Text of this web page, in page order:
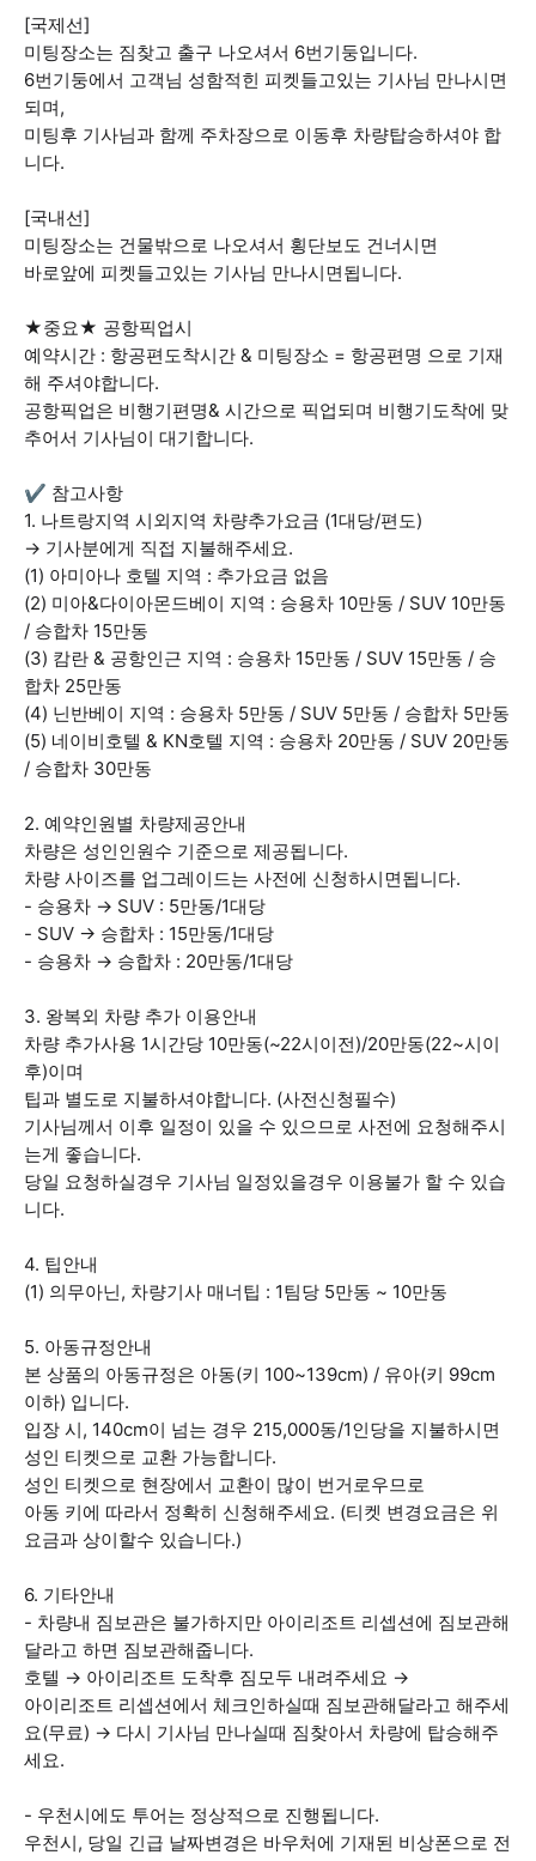
[국제선]
미팅장소는 짐찾고 출구 나오셔서 6번기둥입니다.
6번기둥에서 고객님 성함적힌 피켓들고있는 기사님 만나시면
되며,
미팅후 기사님과 함께 주차장으로 이동후 차량탑승하셔야 합
니다.
[국내선]
미팅장소는 건물밖으로 나오셔서 횡단보도 건너시면
바로앞에 피켓들고있는 기사님 만나시면됩니다.
★중요★ 공항픽업시
예약시간 : 항공편도착시간 & 미팅장소 = 항공편명 으로 기재
해 주셔야합니다.
공항픽업은 비행기편명& 시간으로 픽업되며 비행기도착에 맞
추어서 기사님이 대기합니다.
✔ 참고사항
1. 나트랑지역 시외지역 차량추가요금 (1대당/편도)
→ 기사분에게 직접 지불해주세요.
(1) 아미아나 호텔 지역 : 추가요금 없음
(2) 미아&다이아몬드베이 지역 : 승용차 10만동 / SUV 10만동
/ 승합차 15만동
(3) 캄란 & 공항인근 지역 : 승용차 15만동 / SUV 15만동 / 승
합차 25만동
(4) 닌반베이 지역 : 승용차 5만동 / SUV 5만동 / 승합차 5만동
(5) 네이비호텔 & KN호텔 지역 : 승용차 20만동 / SUV 20만동
/ 승합차 30만동
2. 예약인원별 차량제공안내
차량은 성인인원수 기준으로 제공됩니다.
차량 사이즈를 업그레이드는 사전에 신청하시면됩니다.
- 승용차 → SUV : 5만동/1대당
- SUV → 승합차 : 15만동/1대당
- 승용차 → 승합차 : 20만동/1대당
3. 왕복외 차량 추가 이용안내
차량 추가사용 1시간당 10만동(~22시이전)/20만동(22~시이
후)이며
팁과 별도로 지불하셔야합니다. (사전신청필수)
기사님께서 이후 일정이 있을 수 있으므로 사전에 요청해주시
는게 좋습니다.
당일 요청하실경우 기사님 일정있을경우 이용불가 할 수 있습
니다.
4. 팁안내
(1) 의무아닌, 차량기사 매너팁 : 1팀당 5만동 ~ 10만동
5. 아동규정안내
본 상품의 아동규정은 아동(키 100~139cm) / 유아(키 99cm
이하) 입니다.
입장 시, 140cm이 넘는 경우 215,000동/1인당을 지불하시면
성인 티켓으로 교환 가능합니다.
성인 티켓으로 현장에서 교환이 많이 번거로우므로
아동 키에 따라서 정확히 신청해주세요. (티켓 변경요금은 위
요금과 상이할수 있습니다.)
6. 기타안내
- 차량내 짐보관은 불가하지만 아이리조트 리셉션에 짐보관해
달라고 하면 짐보관해줍니다.
호텔 → 아이리조트 도착후 짐모두 내려주세요 →
아이리조트 리셉션에서 체크인하실때 짐보관해달라고 해주세
요(무료) → 다시 기사님 만나실때 짐찾아서 차량에 탑승해주
세요.
- 우천시에도 투어는 정상적으로 진행됩니다.
우천시, 당일 긴급 날짜변경은 바우처에 기재된 비상폰으로 전